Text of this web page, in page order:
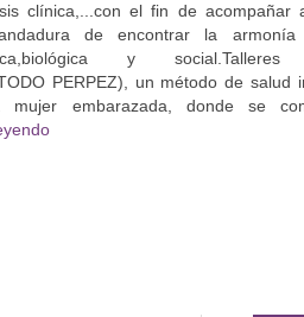
clínica,...con el fin de acompañar
de encontrar la armonía
y
PERPEZ), un método de salud
embarazada, donde se